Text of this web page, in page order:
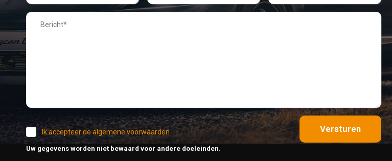
Ik accepteer de algemene voorwaarden Versturen
Uw gegevens worden niet bewaard voor andere doeleinden.